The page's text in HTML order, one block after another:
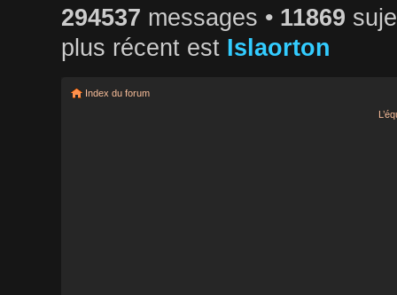
294537 messages • 11869
plus récent est Islaorton
Index du forum